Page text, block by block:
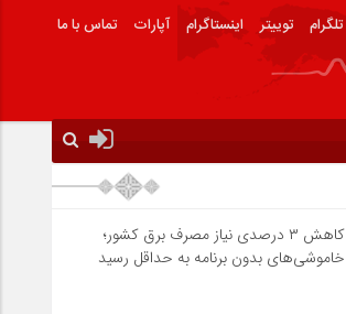
تلگرام توییتر اینستاگرام آپارات تماس با ما
کاهش ۳ درصدی نیاز مصرف برق کشور؛
خاموشی‌های بدون برنامه به حداقل رسید